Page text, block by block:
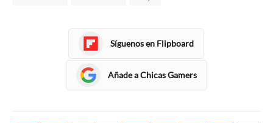
Síguenos en Flipboard
Añade a Chicas Gamers